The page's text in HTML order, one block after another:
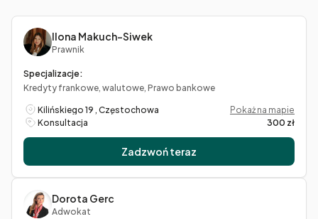
Ilona Makuch-Siwek
Prawnik
Specjalizacje:
Kredyty frankowe, walutowe, Prawo bankowe
Kilińskiego 19 , Częstochowa
Pokaż na mapie
Konsultacja
300 zł
Zadzwoń teraz
Dorota Gerc
Adwokat